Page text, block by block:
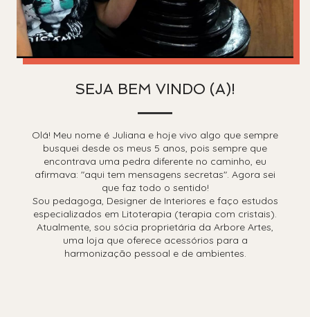
SEJA BEM VINDO (A)!
Olá! Meu nome é Juliana e hoje vivo algo que sempre
busquei desde os meus 5 anos, pois sempre que
encontrava uma pedra diferente no caminho, eu
afirmava: "aqui tem mensagens secretas". Agora sei
que faz todo o sentido!
Sou pedagoga, Designer de Interiores e faço estudos
especializados em Litoterapia (terapia com cristais).
Atualmente, sou sócia proprietária da Arbore Artes,
uma loja que oferece acessórios para a
harmonização pessoal e de ambientes.